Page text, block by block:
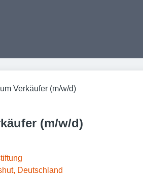
Verkäufer (m/w/d)
(m/w/d)
Deutschland